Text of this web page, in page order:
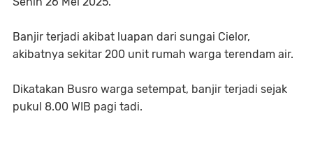
Banjir terjadi akibat luapan dari sungai Cielor,
akibatnya sekitar 200 unit rumah warga terendam air.
Dikatakan Busro warga setempat, banjir terjadi sejak
pukul 8.00 WIB pagi tadi.